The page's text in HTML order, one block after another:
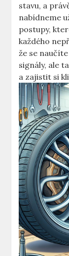
stavu, a
nabídneme
postupy,
každého
že se
signály, ale
a zajistit si